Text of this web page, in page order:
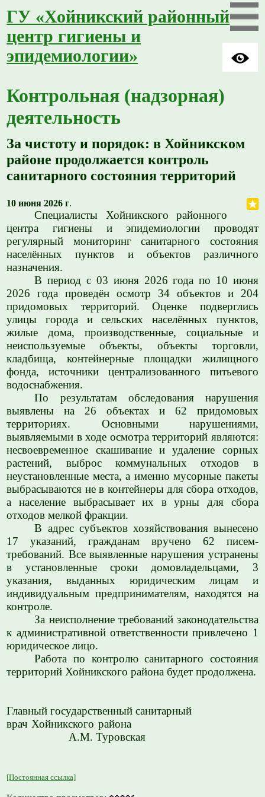
ГУ «Хойникский районный
центр гигиены и
эпидемиологии»
Контрольная (надзорная)
деятельность
За чистоту и порядок: в Хойникском
районе продолжается контроль
санитарного состояния территорий
10 июня 2026 г.
Специалисты Хойникского районного
центра гигиены и эпидемиологии проводят
регулярный мониторинг санитарного состояния
населённых пунктов и объектов различного
назначения.
В период с 03 июня 2026 года по 10 июня
2026 года проведён осмотр 34 объектов и 204
придомовых территорий. Оценке подверглись
улицы города и сельских населённых пунктов,
жилые дома, производственные, социальные и
неиспользуемые объекты, объекты торговли,
кладбища, контейнерные площадки жилищного
фонда, источники централизованного питьевого
водоснабжения.
По результатам обследования нарушения
выявлены на 26 объектах и 62 придомовых
территориях. Основными нарушениями,
выявляемыми в ходе осмотра территорий являются:
несвоевременное скашивание и удаление сорных
растений, выброс коммунальных отходов в
неустановленные места, а именно мусорные пакеты
выбрасываются не в контейнеры для сбора отходов,
а население выбрасывает их в урны для сбора
отходов мелкой фракции.
В адрес субъектов хозяйствования вынесено
17 указаний, гражданам вручено 62 писем-
требований. Все выявленные нарушения устранены
в установленные сроки домовладельцами, 3
указания, выданных юридическим лицам и
индивидуальным предпринимателям, находятся на
контроле.
За неисполнение требований законодательства
к административной ответственности привлечено 1
юридическое лицо.
Работа по контролю санитарного состояния
территорий Хойникского района будет продолжена.
Главный государственный санитарный
врач Хойникского района
А.М. Туровская
[Постоянная ссылка]